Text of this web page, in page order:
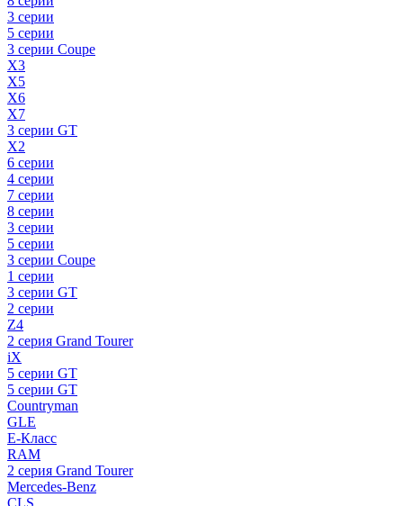
3 серии
5 серии
3 серии Coupe
X3
X5
X6
X7
3 серии GT
X2
6 серии
4 серии
7 серии
8 серии
3 серии
5 серии
3 серии Coupe
1 серии
3 серии GT
2 серии
Z4
2 серия Grand Tourer
iX
5 серии GT
5 серии GT
Countryman
GLE
E-Класс
RAM
2 серия Grand Tourer
Mercedes-Benz
CLS